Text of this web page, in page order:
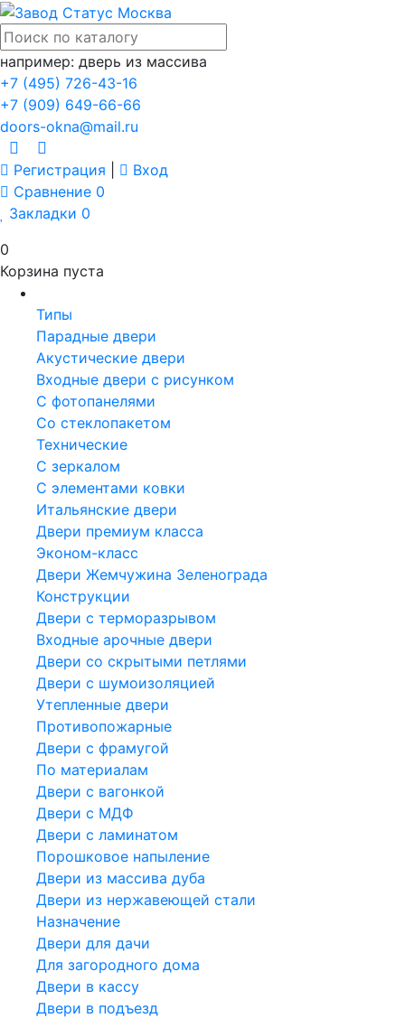
например: дверь из массива
+7 (495) 726-43-16
+7 (909) 649-66-66
doors-okna@mail.ru
Регистрация
Вход
Сравнение 0
Закладки 0
0
Корзина пуста
Типы
Парадные двери
Акустические двери
Входные двери с рисунком
С фотопанелями
Со стеклопакетом
Технические
С зеркалом
С элементами ковки
Итальянские двери
Двери премиум класса
Эконом-класс
Двери Жемчужина Зеленограда
Конструкции
Двери с терморазрывом
Входные арочные двери
Двери со скрытыми петлями
Двери с шумоизоляцией
Утепленные двери
Противопожарные
Двери с фрамугой
По материалам
Двери с вагонкой
Двери с МДФ
Двери с ламинатом
Порошковое напыление
Двери из массива дуба
Двери из нержавеющей стали
Назначение
Двери для дачи
Для загородного дома
Двери в кассу
Двери в подъезд